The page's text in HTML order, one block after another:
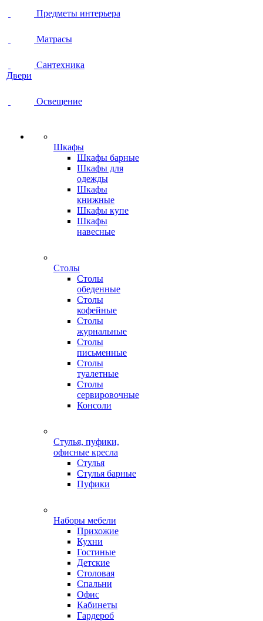
Предметы интерьера
Матрасы
Сантехника
Двери
Освещение
Шкафы
Шкафы барные
Шкафы для
одежды
Шкафы
книжные
Шкафы купе
Шкафы
навесные
Столы
Столы
обеденные
Столы
кофейные
Столы
журнальные
Столы
письменные
Столы
туалетные
Столы
сервировочные
Консоли
Стулья, пуфики,
офисные кресла
Стулья
Стулья барные
Пуфики
Наборы мебели
Прихожие
Кухни
Гостиные
Детские
Столовая
Спальни
Офис
Кабинеты
Гардероб